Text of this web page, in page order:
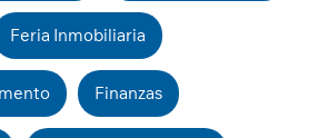
Feria Inmobiliaria
Finanzas